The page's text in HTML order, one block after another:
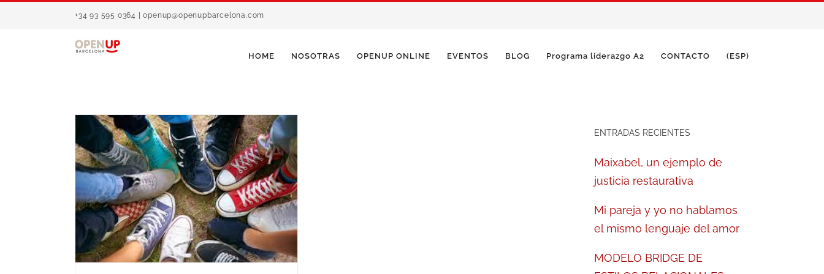
+34 93 595 0364 | openup@openupbarcelona.com
HOME NOSOTRAS OPENUP ONLINE EVENTOS BLOG Programa liderazgo A2 CONTACTO (ESP)
ENTRADAS RECIENTES
Maixabel, un ejemplo de
justicia restaurativa
Mi pareja y yo no hablamos
el mismo lenguaje del amor
MODELO BRIDGE DE